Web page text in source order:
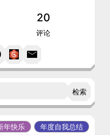
20
评论
检索
年快乐
年度自我总结